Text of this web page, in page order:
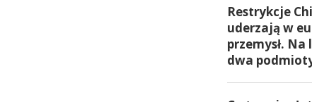
Restrykcje
uderzają w
przemysł. Na
dwa